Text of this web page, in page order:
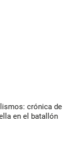
crónica de
en el batallón